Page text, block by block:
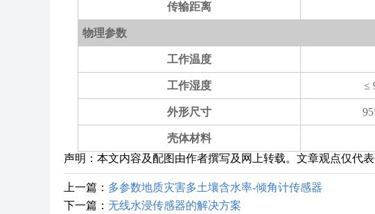
传输距离
物理参数
工作温度
工作湿度 ≤
外形尺寸
壳体材料
声明：本文内容及配图由作者撰写及网上转载。文章观点仅代
上一篇： 多参数地质灾害多土壤含水率-倾角计传感器
下一篇： 无线水浸传感器的解决方案